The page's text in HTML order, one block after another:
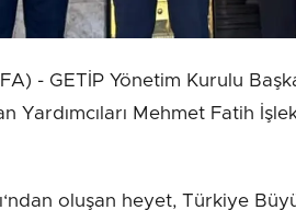
- GETİP Yönetim Kurulu
Yardımcıları Mehmet Fatih
oluşan heyet, Türkiye